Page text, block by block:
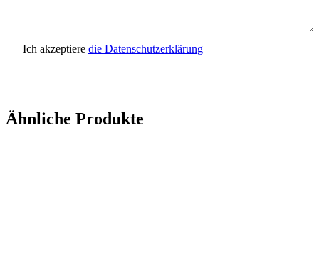
Ich akzeptiere die Datenschutzerklärung
Ähnliche Produkte